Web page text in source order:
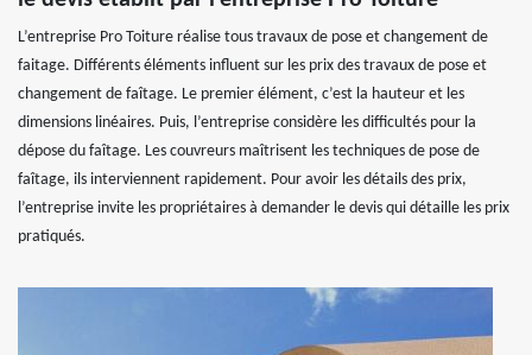
L’entreprise Pro Toiture réalise tous travaux de pose et changement de
faitage. Différents éléments influent sur les prix des travaux de pose et
changement de faîtage. Le premier élément, c’est la hauteur et les
dimensions linéaires. Puis, l’entreprise considère les difficultés pour la
dépose du faîtage. Les couvreurs maîtrisent les techniques de pose de
faîtage, ils interviennent rapidement. Pour avoir les détails des prix,
l’entreprise invite les propriétaires à demander le devis qui détaille les prix
pratiqués.